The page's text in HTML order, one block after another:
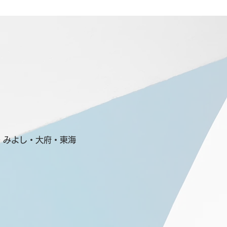
よし・大府・東海